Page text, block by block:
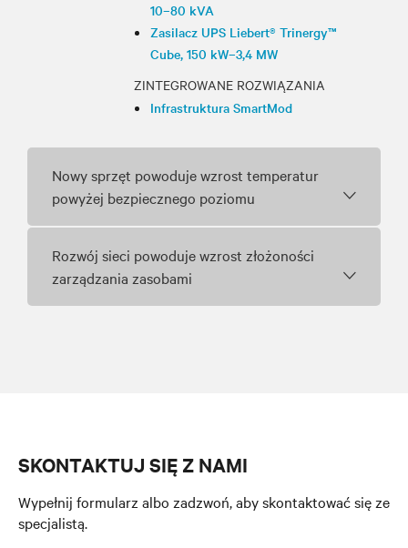
10–80 kVA
Zasilacz UPS Liebert® Trinergy™
Cube, 150 kW–3,4 MW
ZINTEGROWANE ROZWIĄZANIA
Infrastruktura SmartMod
Nowy sprzęt powoduje wzrost temperatur
powyżej bezpiecznego poziomu
Rozwój sieci powoduje wzrost złożoności
zarządzania zasobami
SKONTAKTUJ SIĘ Z NAMI
Wypełnij formularz albo zadzwoń, aby skontaktować się ze
specjalistą.